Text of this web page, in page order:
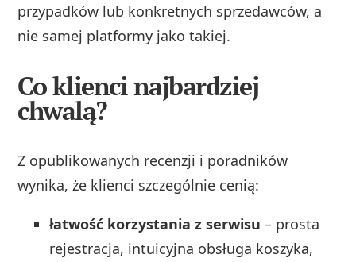
przypadków lub konkretnych sprzedawców, a
nie samej platformy jako takiej.
Co klienci najbardziej
chwalą?
Z opublikowanych recenzji i poradników
wynika, że klienci szczególnie cenią:
łatwość korzystania z serwisu – prosta
rejestracja, intuicyjna obsługa koszyka,